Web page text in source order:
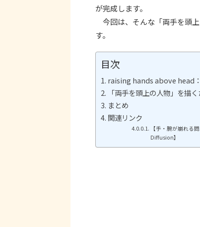
が完成します。
今回は、そんな「両手を頭
す。
目次
raising hands above head
「両手を頭上の人物」を描
まとめ
関連リンク
【手・腕が崩れる
Diffusion】